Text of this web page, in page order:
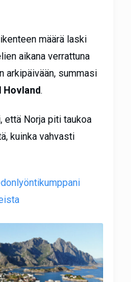
määrä laski
aikana verrattuna
arkipäivään, summasi
Hovland.
Norja piti taukoa
kuinka vahvasti